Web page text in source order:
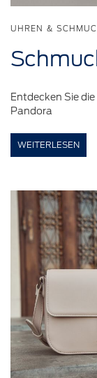
UHREN &
Entdecken Sie
Pandora
WEITERLESEN